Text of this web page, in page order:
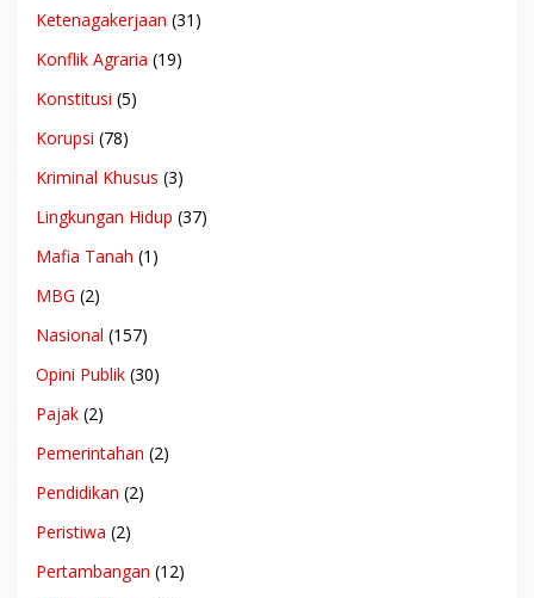
Ketenagakerjaan (31)
Konflik Agraria (19)
Konstitusi (5)
Korupsi (78)
Kriminal Khusus (3)
Lingkungan Hidup (37)
Mafia Tanah (1)
MBG (2)
Nasional (157)
Opini Publik (30)
Pajak (2)
Pemerintahan (2)
Pendidikan (2)
Peristiwa (2)
Pertambangan (12)